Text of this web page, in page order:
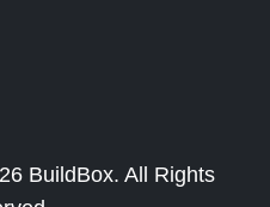
BuildBox. All Rights